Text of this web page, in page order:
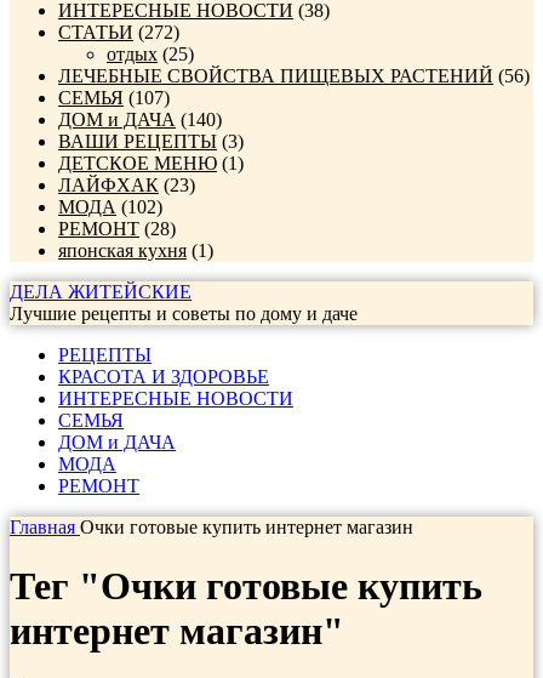
ИНТЕРЕСНЫЕ НОВОСТИ (38)
СТАТЬИ (272)
отдых (25)
ЛЕЧЕБНЫЕ СВОЙСТВА ПИЩЕВЫХ РАСТЕНИЙ (56)
СЕМЬЯ (107)
ДОМ и ДАЧА (140)
ВАШИ РЕЦЕПТЫ (3)
ДЕТСКОЕ МЕНЮ (1)
ЛАЙФХАК (23)
МОДА (102)
РЕМОНТ (28)
японская кухня (1)
ДЕЛА ЖИТЕЙСКИЕ
Лучшие рецепты и советы по дому и даче
РЕЦЕПТЫ
КРАСОТА И ЗДОРОВЬЕ
ИНТЕРЕСНЫЕ НОВОСТИ
СЕМЬЯ
ДОМ и ДАЧА
МОДА
РЕМОНТ
Главная Очки готовые купить интернет магазин
Тег "Очки готовые купить
интернет магазин"